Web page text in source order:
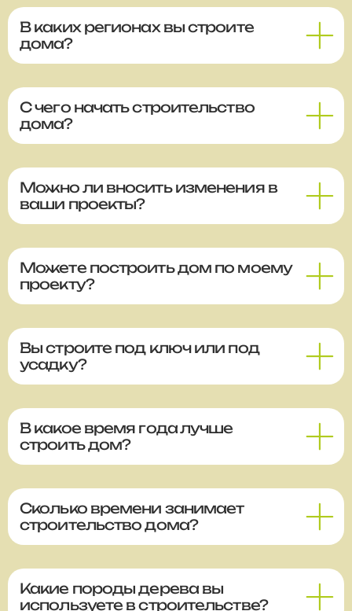
В каких регионах вы строите
дома?
С чего начать строительство
дома?
Можно ли вносить изменения в
ваши проекты?
Можете построить дом по моему
проекту?
Вы строите под ключ или под
усадку?
В какое время года лучше
строить дом?
Сколько времени занимает
строительство дома?
Какие породы дерева вы
используете в строительстве?